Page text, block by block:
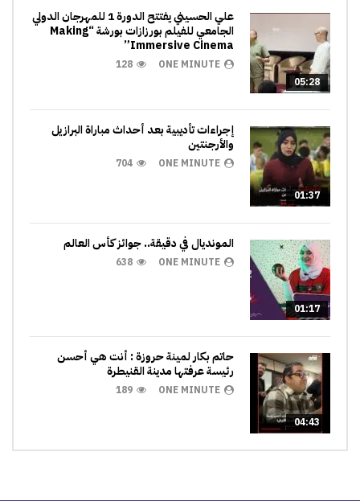
05:28
علي الحسيني يفتتح الدورة 1 للمهرجان الدولي
الجامعي للفيلم بورزازات بورشة “Making
Immersive Cinema”
ONE MINUTE
128
01:37
إجراءات تأديبية بعد أحداث مباراة البرازيل
والأرجنتين
ONE MINUTE
704
01:17
المونديال في دقيقة.. جوائز كأس العالم
ONE MINUTE
638
04:43
حاتم بكار لمينة حروزة : أنت هي أحسن
رئيسة عرفتها مدينة القنيطرة
ONE MINUTE
189